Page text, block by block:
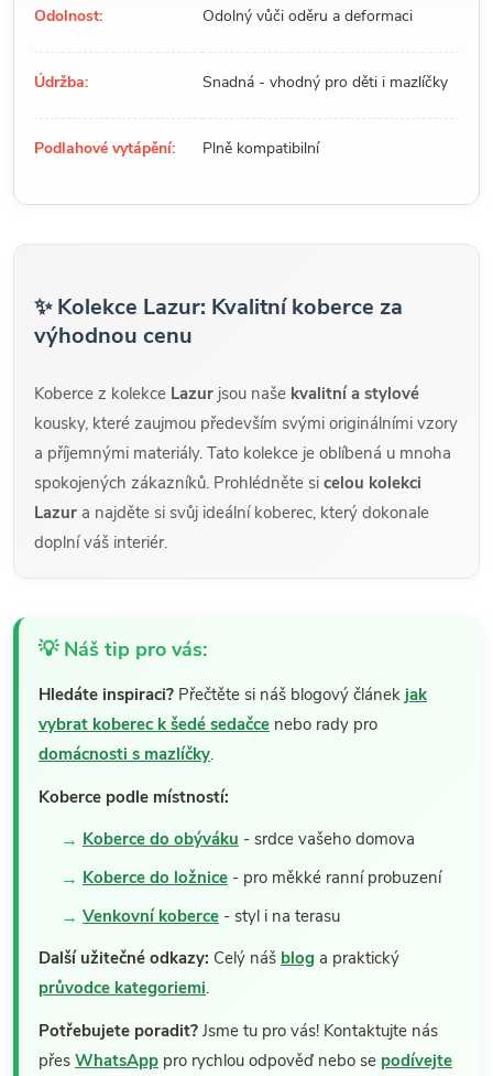
Odolnost: Odolný vůči oděru a deformaci
Údržba: Snadná - vhodný pro děti i mazlíčky
Podlahové vytápění: Plně kompatibilní
✨ Kolekce Lazur: Kvalitní koberce za
výhodnou cenu
Koberce z kolekce Lazur jsou naše kvalitní a stylové
kousky, které zaujmou především svými originálními vzory
a příjemnými materiály. Tato kolekce je oblíbená u mnoha
spokojených zákazníků. Prohlédněte si celou kolekci
Lazur a najděte si svůj ideální koberec, který dokonale
doplní váš interiér.
💡 Náš tip pro vás:
Hledáte inspiraci? Přečtěte si náš blogový článek jak
vybrat koberec k šedé sedačce nebo rady pro
domácnosti s mazlíčky.
Koberce podle místností:
Koberce do obýváku - srdce vašeho domova
Koberce do ložnice - pro měkké ranní probuzení
Venkovní koberce - styl i na terasu
Další užitečné odkazy: Celý náš blog a praktický
průvodce kategoriemi.
Potřebujete poradit? Jsme tu pro vás! Kontaktujte nás
přes WhatsApp pro rychlou odpověď nebo se podívejte